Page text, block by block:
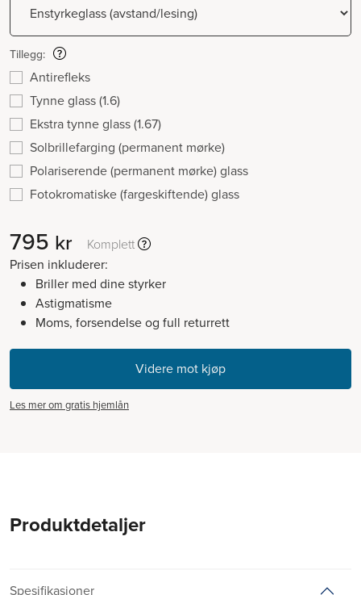
Tillegg:
Antirefleks
Tynne glass (1.6)
Ekstra tynne glass (1.67)
Solbrillefarging (permanent mørke)
Polariserende (permanent mørke) glass
Fotokromatiske (fargeskiftende) glass
795 kr
Komplett
Prisen inkluderer:
Briller med dine styrker
Astigmatisme
Moms, forsendelse og full returrett
Les mer om gratis hjemlån
Produktdetaljer
Spesifikasjoner